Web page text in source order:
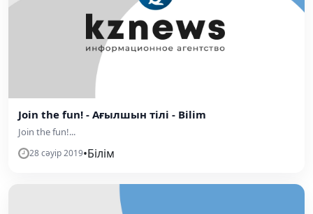
Join the fun! - Ағылшын тілі - Bilim
Join the fun!...
28 сәуір 2019•Білім